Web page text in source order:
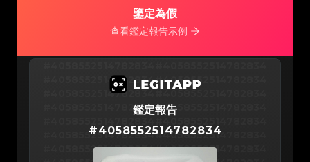
#5216693512454378#5216693512454378
#5216693512454378#5216693512454378
#5216693512454378#5216693512454378
#5216693512454378#5216693512454378
#5216693512454378#5216693512454378
#5216693512454378
#5216693512454378#5216693512454378
#5216693512454378#5216693512454378
#5216693512454378#5216693512454378
#5216693512454378#5216693512454378
#5216693512454378#5216693512454378
#5216693512454378#5216693512454378
#5216693512454378#5216693512454378
#5216693512454378#5216693512454378
#5216693512454378
#5216693512454378#5216693512454378
#5216693512454378#5216693512454378
#5216693512454378#5216693512454378
#5216693512454378#5216693512454378
#5216693512454378#5216693512454378
#5216693512454378
鑒定為假
查看鑑定報告示例
#4058552514782834#4058552514782834
#4058552514782834#4058552514782834
#4058552514782834#4058552514782834
#4058552514782834#4058552514782834
#4058552514782834#4058552514782834
鑑定報告
#4058552514782834